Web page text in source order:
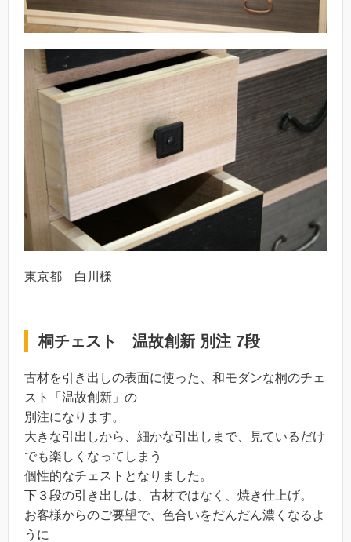
東京都 白川様
桐チェスト 温故創新 別注 7段
古材を引き出しの表面に使った、和モダンな桐のチェ
スト「温故創新」の
別注になります。
大きな引出しから、細かな引出しまで、見ているだけ
でも楽しくなってしまう
個性的なチェストとなりました。
下３段の引き出しは、古材ではなく、焼き仕上げ。
お客様からのご要望で、色合いをだんだん濃くなるよ
うに